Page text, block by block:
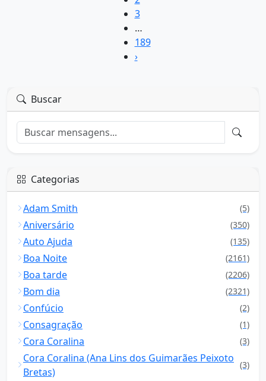
3
…
189
›
Buscar
Categorias
Adam Smith (5)
Aniversário (350)
Auto Ajuda (135)
Boa Noite (2161)
Boa tarde (2206)
Bom dia (2321)
Confúcio (2)
Consagração (1)
Cora Coralina (3)
Cora Coralina (Ana Lins dos Guimarães Peixoto
Bretas)
(3)